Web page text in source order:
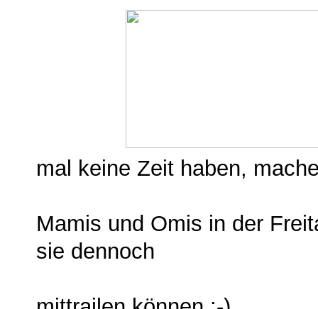
mal keine Zeit haben,
Mamis und Omis in der
sie dennoch